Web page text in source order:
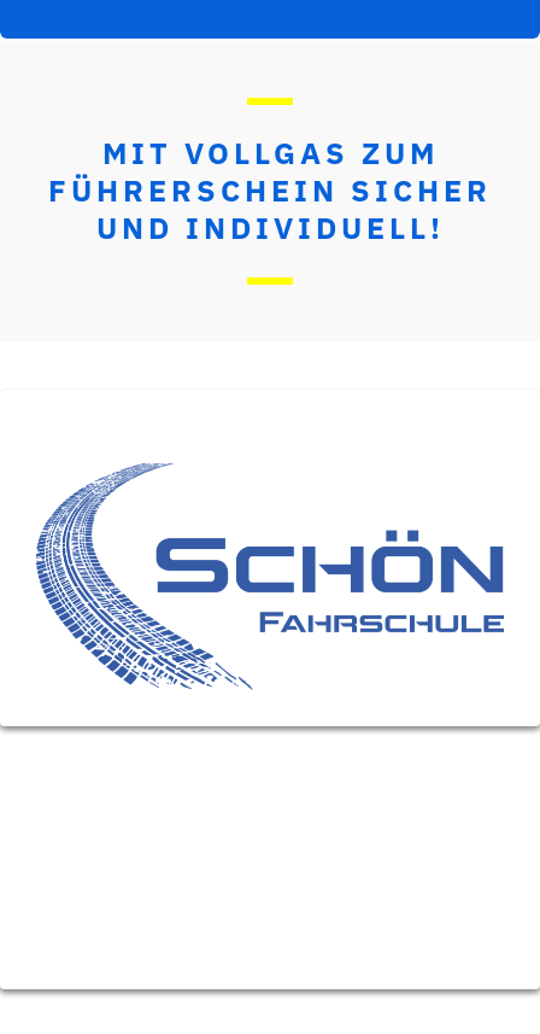
MIT VOLLGAS ZUM
FÜHRERSCHEIN SICHER
UND INDIVIDUELL!